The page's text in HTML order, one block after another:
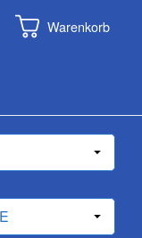
Warenkorb